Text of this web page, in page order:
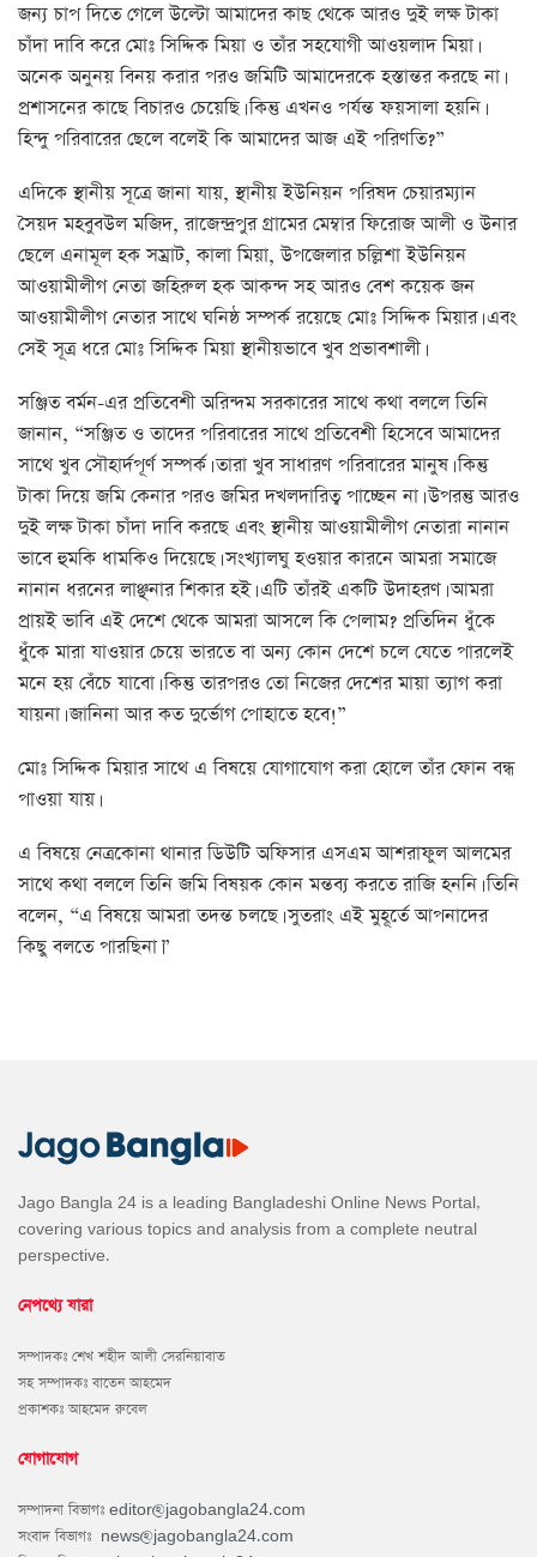
জন্য চাপ দিতে গেলে উল্টো আমাদের কাছ থেকে আরও দুই লক্ষ টাকা
চাঁদা দাবি করে মোঃ সিদ্দিক মিয়া ও তাঁর সহযোগী আওয়লাদ মিয়া।
অনেক অনুনয় বিনয় করার পরও জমিটি আমাদেরকে হস্তান্তর করছে না।
প্রশাসনের কাছে বিচারও চেয়েছি। কিন্তু এখনও পর্যন্ত ফয়সালা হয়নি।
হিন্দু পরিবারের ছেলে বলেই কি আমাদের আজ এই পরিণতি?”
এদিকে স্থানীয় সূত্রে জানা যায়, স্থানীয় ইউনিয়ন পরিষদ চেয়ারম্যান
সৈয়দ মহবুবউল মজিদ, রাজেন্দ্রপুর গ্রামের মেম্বার ফিরোজ আলী ও উনার
ছেলে এনামূল হক সম্রাট, কালা মিয়া, উপজেলার চল্লিশা ইউনিয়ন
আওয়ামীলীগ নেতা জহিরুল হক আকন্দ সহ আরও বেশ কয়েক জন
আওয়ামীলীগ নেতার সাথে ঘনিষ্ঠ সম্পর্ক রয়েছে মোঃ সিদ্দিক মিয়ার। এবং
সেই সূত্র ধরে মোঃ সিদ্দিক মিয়া স্থানীয়ভাবে খুব প্রভাবশালী।
সঞ্জিত বর্মন-এর প্রতিবেশী অরিন্দম সরকারের সাথে কথা বললে তিনি
জানান, “সঞ্জিত ও তাদের পরিবারের সাথে প্রতিবেশী হিসেবে আমাদের
সাথে খুব সৌহার্দপূর্ণ সম্পর্ক। তারা খুব সাধারণ পরিবারের মানুষ। কিন্তু
টাকা দিয়ে জমি কেনার পরও জমির দখলদারিত্ব পাচ্ছেন না। উপরন্তু আরও
দুই লক্ষ টাকা চাঁদা দাবি করছে এবং স্থানীয় আওয়ামীলীগ নেতারা নানান
ভাবে হুমকি ধামকিও দিয়েছে। সংখ্যালঘু হওয়ার কারনে আমরা সমাজে
নানান ধরনের লাঞ্ছনার শিকার হই। এটি তাঁরই একটি উদাহরণ। আমরা
প্রায়ই ভাবি এই দেশে থেকে আমরা আসলে কি পেলাম? প্রতিদিন ধুঁকে
ধুঁকে মারা যাওয়ার চেয়ে ভারতে বা অন্য কোন দেশে চলে যেতে পারলেই
মনে হয় বেঁচে যাবো। কিন্তু তারপরও তো নিজের দেশের মায়া ত্যাগ করা
যায়না। জানিনা আর কত দুর্ভোগ পোহাতে হবে!”
মোঃ সিদ্দিক মিয়ার সাথে এ বিষয়ে যোগাযোগ করা হোলে তাঁর ফোন বন্ধ
পাওয়া যায়।
এ বিষয়ে নেত্রকোনা থানার ডিউটি অফিসার এসএম আশরাফুল আলমের
সাথে কথা বললে তিনি জমি বিষয়ক কোন মন্তব্য করতে রাজি হননি। তিনি
বলেন, “এ বিষয়ে আমরা তদন্ত চলছে। সুতরাং এই মুহূর্তে আপনাদের
কিছু বলতে পারছিনা।”
Jago Bangla 24 is a leading Bangladeshi Online News Portal,
covering various topics and analysis from a complete neutral
perspective.
নেপথ্যে যারা
সম্পাদকঃ শেখ শহীদ আলী সেরনিয়াবাত
সহ সম্পাদকঃ বাতেন আহমেদ
প্রকাশকঃ আহমেদ রুবেল
যোগাযোগ
সম্পাদনা বিভাগঃ editor@jagobangla24.com
সংবাদ বিভাগঃ news@jagobangla24.com